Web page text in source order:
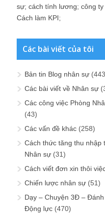
sự; cách tính lương; công
Cách làm KPI;
Các bài viết của tôi
Bản tin Blog nhân sự
Các bài viết về Nhân sự
Các công việc Phòng
(43)
Các vấn đề khác (258)
Cách thức tăng thu nhập
Nhân sự (31)
Cách viết đơn xin thôi
Chiến lược nhân sự (51)
Dạy – Chuyện 3Đ –
Động lực (470)